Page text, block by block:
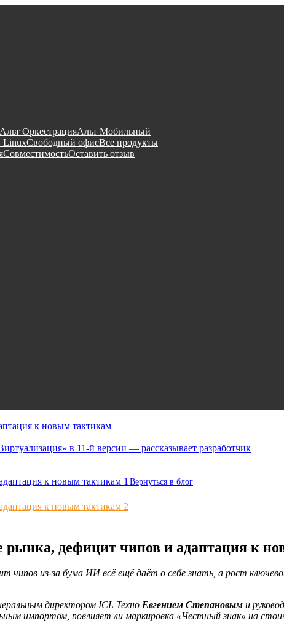
Альт ОркестрацияАльт Мобильный
LinuxСвободный офисВсе продукты
СовместимостьОставить отзыв
к новым тактикам
в 11-й версии — рассказывает разработчик
Вернуться в блог
дефицит чипов и адаптация к
чипов из-за бума ИИ всё ещё даёт о себе знать, а рост
директором ICL Техно Евгением Степановым и
импортом, повлияет ли маркировка «Честный знак» на